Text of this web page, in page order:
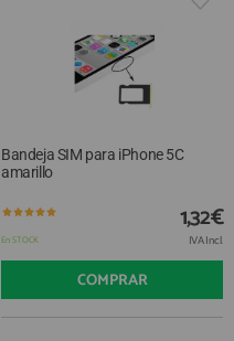
Bandeja SIM para iPhone 5C
amarillo
En STOCK
1,32€
IVA Incl.
COMPRAR